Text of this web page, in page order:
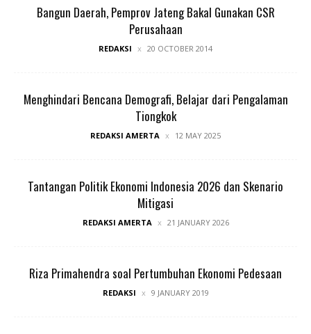
Bangun Daerah, Pemprov Jateng Bakal Gunakan CSR
Perusahaan
REDAKSI 20 OCTOBER 2014
Menghindari Bencana Demografi, Belajar dari Pengalaman
Tiongkok
REDAKSI AMERTA 12 MAY 2025
Tantangan Politik Ekonomi Indonesia 2026 dan Skenario
Mitigasi
REDAKSI AMERTA 21 JANUARY 2026
Riza Primahendra soal Pertumbuhan Ekonomi Pedesaan
REDAKSI 9 JANUARY 2019